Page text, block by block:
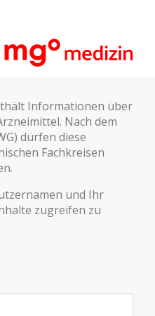
Informationen über
Nach dem
dürfen diese
Fachkreisen
und Ihr
zugreifen zu